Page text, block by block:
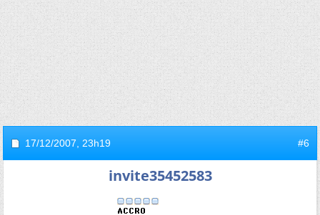
17/12/2007, 23h19 #6
invite35452583